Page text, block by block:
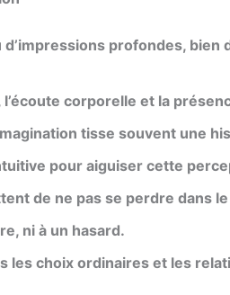
profondes,
corporelle et la
tisse souvent une
pour aiguiser cette
de ne pas se perdre dans
ni à un hasard.
les choix ordinaires et les